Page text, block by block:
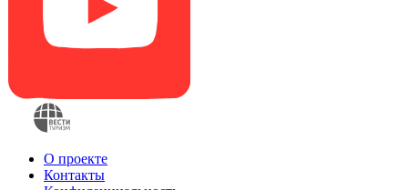
О проекте
Контакты